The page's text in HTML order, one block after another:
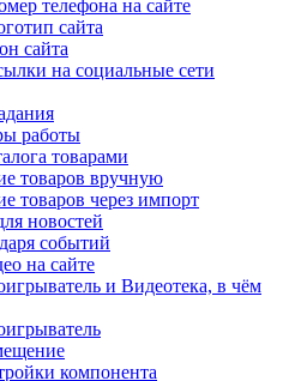
телефона на сайте
сайта
сайта
на социальные сети
работы
товарами
товаров вручную
товаров через импорт
новостей
событий
на сайте
и Видеотека, в чём
компонента